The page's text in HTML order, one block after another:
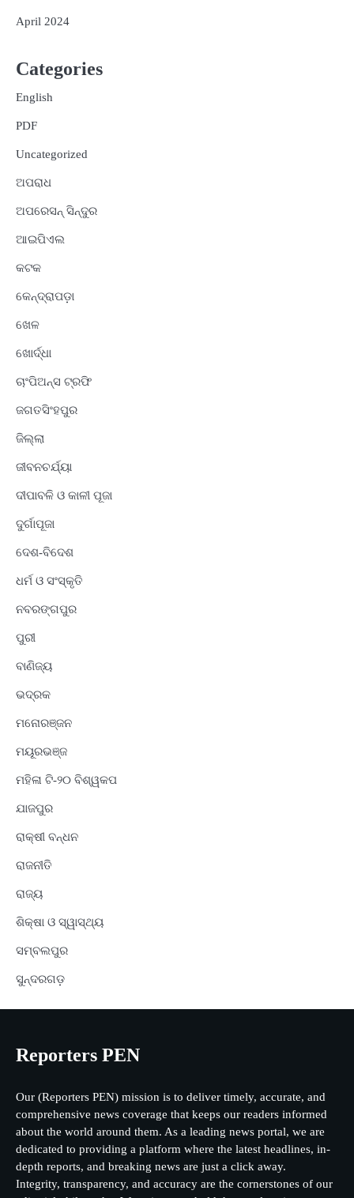
April 2024
Categories
English
PDF
Uncategorized
ଅପରାଧ
ଅପରେସନ୍ ସିନ୍ଦୁର
ଆଇପିଏଲ
କଟକ
କେନ୍ଦ୍ରାପଡ଼ା
ଖେଳ
ଖୋର୍ଦ୍ଧା
ଚାଂପିଅନ୍ସ ଟ୍ରଫି
ଜଗତସିଂହପୁର
ଜିଲ୍ଲା
ଜୀବନଚର୍ଯ୍ୟା
ଦୀପାବଳି ଓ କାଳୀ ପୂଜା
ଦୁର୍ଗାପୂଜା
ଦେଶ-ବିଦେଶ
ଧର୍ମ ଓ ସଂସ୍କୃତି
ନବରଙ୍ଗପୁର
ପୁରୀ
ବାଣିଜ୍ୟ
ଭଦ୍ରକ
ମନୋରଞ୍ଜନ
ମୟୂରଭଞ୍ଜ
ମହିଳା ଟି-୨୦ ବିଶ୍ୱକପ
ଯାଜପୁର
ରାକ୍ଷୀ ବନ୍ଧନ
ରାଜନୀତି
ରାଜ୍ୟ
ଶିକ୍ଷା ଓ ସ୍ୱାସ୍ଥ୍ୟ
ସମ୍ବଲପୁର
ସୁନ୍ଦରଗଡ଼
Reporters PEN
Our (Reporters PEN) mission is to deliver timely, accurate, and
comprehensive news coverage that keeps our readers informed
about the world around them. As a leading news portal, we are
dedicated to providing a platform where the latest headlines, in-
depth reports, and breaking news are just a click away.
Integrity, transparency, and accuracy are the cornerstones of our